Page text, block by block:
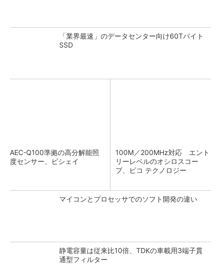
「業界最速」のデータセンター向け60Tバイト
SSD
AEC-Q100準拠の高分解能照
度センサー、ビシェイ
100M／200MHz対応 エント
リーレベルのオシロスコー
プ、ピコ テクノロジー
マイコンとプロセッサでのソフト開発の違い
静電容量は従来比10倍、TDKの車載用3端子貫
通型フィルター